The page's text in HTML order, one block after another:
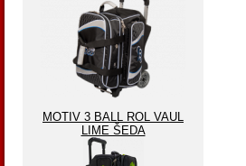
MOTIV 3 BALL ROL VAUL
LIME ŠEDA